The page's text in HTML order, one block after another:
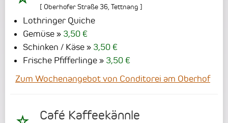
[ Oberhofer Straße 36 Tettnang ]
Lothringer Quiche
Gemüse
3,50 €
Schinken / Käse
3,50 €
Frische Pfifferlinge
3,50 €
Zum Wochenangebot von Conditorei am Oberhof
Café Kaffeekännle